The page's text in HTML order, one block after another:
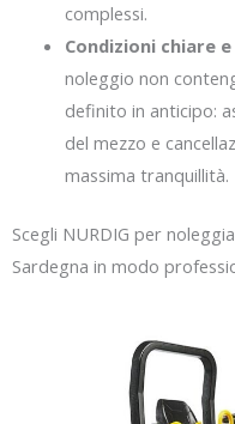
complessi.
Condizioni chiare
noleggio non
definito in anticipo:
del mezzo e
massima tranquillità.
Scegli NURDIG per
Sardegna in modo